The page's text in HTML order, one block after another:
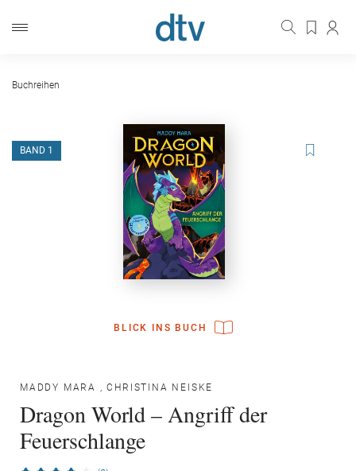
Buchreihen
BLICK INS BUCH
BAND 1
MADDY MARA ,CHRISTINA NEISKE
Dragon World – Angriff der
Feuerschlange